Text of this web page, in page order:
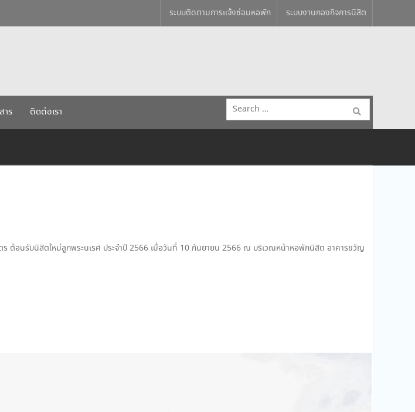
ระบบติดตามการแจ้งซ่อมหอพัก ระบบงานกองกิจการนิสิต
าร ติดต่อเรา
Search
for:
ต้อนรับนิสิตใหม่ลูกพระนเรศ ประจำปี 2566 เมื่อวันที่ 10 กันยายน 2566 ณ บริเวณหน้าหอพักนิสิต อาคารขวัญ